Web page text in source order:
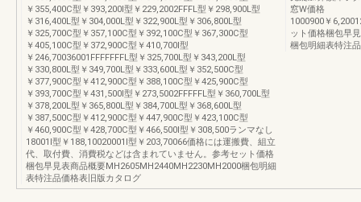
￥355,400C型￥393,200I型￥229,2002FFFL型￥298,900L型
￥316,400L型￥304,000L型￥322,900L型￥306,800L型
￥325,700C型￥357,100C型￥392,100C型￥367,300C型
￥405,100C型￥372,900C型￥410,700I型
￥246,70036001FFFFFFFL型￥325,700L型￥343,200L型
￥330,800L型￥349,700L型￥333,600L型￥352,500C型
￥377,900C型￥412,900C型￥388,100C型￥425,900C型
￥393,700C型￥431,500I型￥273,5002FFFFFL型￥360,700L型
￥378,200L型￥365,800L型￥384,700L型￥368,600L型
￥387,500C型￥412,900C型￥447,900C型￥423,100C型
￥460,900C型￥428,700C型￥466,500I型￥308,500ランマなし
18001I型￥188,10020001I型￥203,70066価格には運搬費、組立
代、取付費、消費税などは含まれていません。参考セット価格
梱包早見表商品概要MH2605MH2440MH2230MH2000梱包明細
表特注品価格表旧版カタログ
窓W価格
1000900￥
ット価格梱包早
梱包明細表特注